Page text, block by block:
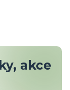
akce